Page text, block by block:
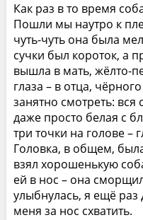
Как раз в то время
Пошли мы наутро к
чуть-чуть она была
сучки был короток, а
вышла в мать, жёлто-
глаза – в отца,
занятно смотреть:
даже просто белая с
три точки на голове –
Головка, в общем,
взял хорошенькую
ей в нос – она
улыбнулась, я ещё раз
меня за нос схватить.